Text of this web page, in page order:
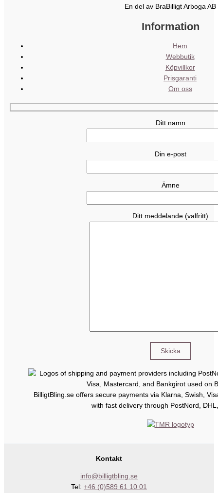
En del av BraBilligt Arboga AB
Information
Hem
Webbutik
Köpvillkor
Prisgaranti
Om oss
Ditt namn
Din e-post
Ämne
Ditt meddelande (valfritt)
BilligtBling.se offers secure payments via Klarna, Swish,
with fast delivery through PostNord,
Kontakt
info@billigtbling.se
Tel: +46 (0)589 61 10 01